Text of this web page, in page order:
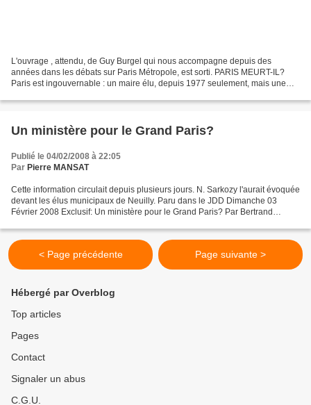
L'ouvrage , attendu, de Guy Burgel qui nous accompagne depuis des
années dans les débats sur Paris Métropole, est sorti. PARIS MEURT-IL?
Paris est ingouvernable : un maire élu, depuis 1977 seulement, mais une
Un ministère pour le Grand Paris?
Publié le 04/02/2008 à 22:05
Par Pierre MANSAT
Cette information circulait depuis plusieurs jours. N. Sarkozy l'aurait évoquée
devant les élus municipaux de Neuilly. Paru dans le JDD Dimanche 03
Février 2008 Exclusif: Un ministère pour le Grand Paris? Par Bertrand
< Page précédente Page suivante >
Hébergé par Overblog
Top articles
Pages
Contact
Signaler un abus
C.G.U.